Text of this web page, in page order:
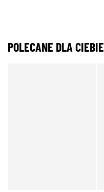
POLECANE DLA CIEBIE